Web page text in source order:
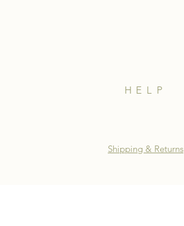
HELP
Shipping & Returns